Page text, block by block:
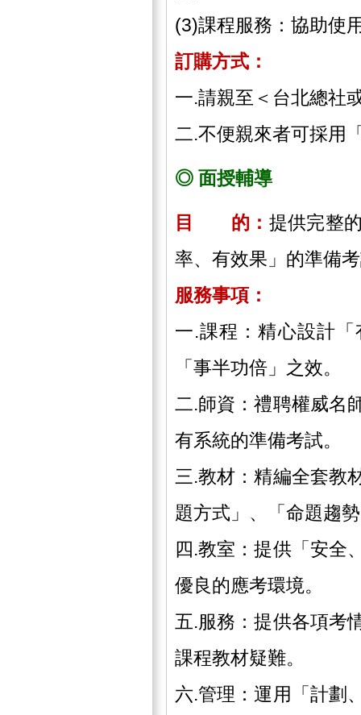
(3)課程服務：協助使
訂購方式：
一.請親至＜台北總社
二.不便親來者可採用
◎ 面授輔導
目 的： 提供完整
率、有效果」的準備
服務事項：
一.課程：精心設計
「事半功倍」之效。
二.師資：禮聘權威名
有系統的準備考試。
三.教材：精編全套教
題方式」、「命題趨
四.教室：提供「安全
優良的應考環境。
五.服務：提供各項考
課程教材疑難。
六.管理：運用「計劃